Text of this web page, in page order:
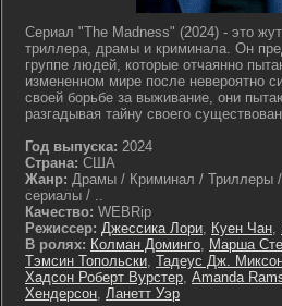
Сериал "The Madness" (2024) - это
триллера, драмы и криминала. Он
группе людей, которые отчаянно
измененном мире после невероятно
своей борьбе за выживание, они
разгадывая тайну своего
Год выпуска: 2024
Страна: США
Жанр: Драмы / Криминал / Триллеры
сериалы / ..
Качество: WEBRip
Режиссер: Джессика Лори, Куен Чан,
В ролях: Колман Доминго, Марша
Тэмсин Топольски, Тадеус Дж.
Хадсон Роберт Вурстер, Amanda
Хендерсон, Ланетт Уэр